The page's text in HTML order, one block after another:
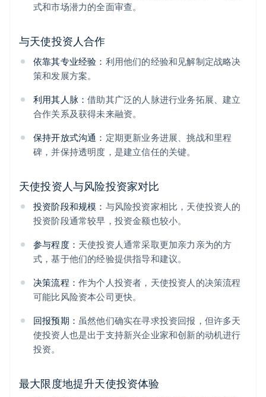
式和市场潜力的全面审查。
与天使投资人合作
依靠其专业经验： 利用他们的经验和见解制定战略决
策和发展方案。
利用其人脉：借助其广泛的人脉进行业务拓展、建立
合作关系及获得未来融资。
保持开放式沟通： 定期更新业务进展、挑战和里程
碑，并保持透明度，是建立信任的关键。
天使投资人与风险投资家对比
投资阶段和规模： 与风险投资家相比，天使投资人的
投资阶段通常较早，投资金额也较小。
参与程度： 天使投资人通常采取更加亲力亲为的方
式，基于他们的经验提供指导和建议。
决策流程： 作为个人投资者，天使投资人的决策流程
可能比风险资本公司更快。
回报预期： 虽然他们确实在寻求投资回报，但许多天
使投资人也是出于支持新兴企业家和创新的动机进行
投资。
最大限度地提升天使投资体验